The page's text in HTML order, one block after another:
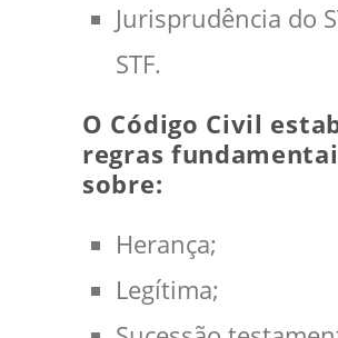
Jurisprudência do
STF.
O Código Civil
regras
sobre:
Herança;
Legítima;